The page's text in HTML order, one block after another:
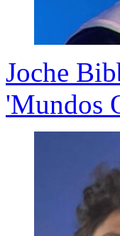
Joche
'Mundos